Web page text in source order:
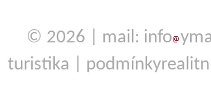
© 2026 | mail: info
turistika
podmínky